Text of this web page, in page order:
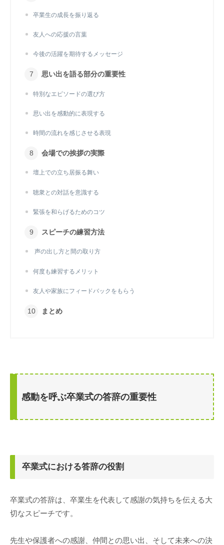
卒業生の成長を振り返る
友人への応援の言葉
今後の活躍を期待するメッセージ
思い出を語る部分の重要性
特別なエピソードの選び方
思い出を感動的に表現する
時間の流れを感じさせる表現
会場での挨拶の実際
壇上での立ち居振る舞い
聴衆との対話を意識する
緊張を和らげるためのコツ
スピーチの練習方法
声の出し方と間の取り方
何度も練習するメリット
友人や家族にフィードバックをもらう
まとめ
感動を呼ぶ卒業式の答辞の重要性
卒業式における答辞の役割
卒業式の答辞は、卒業生を代表して感謝の気持ちを伝える大
切なスピーチです。
先生や保護者への感謝、仲間との思い出、そして未来への決